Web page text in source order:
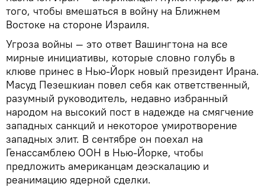
того, чтобы вмешаться в войну на Ближнем
Востоке на стороне Израиля.
Угроза войны — это ответ Вашингтона на все
мирные инициативы, которые словно голубь в
клюве принес в Нью-Йорк новый президент Ирана.
Масуд Пезешкиан повел себя как ответственный,
разумный руководитель, недавно избранный
народом на высокий пост в надежде на смягчение
западных санкций и некоторое умиротворение
западных элит. В сентябре он поехал на
Генассамблею ООН в Нью-Йорке, чтобы
предложить американцам деэскалацию и
реанимацию ядерной сделки.